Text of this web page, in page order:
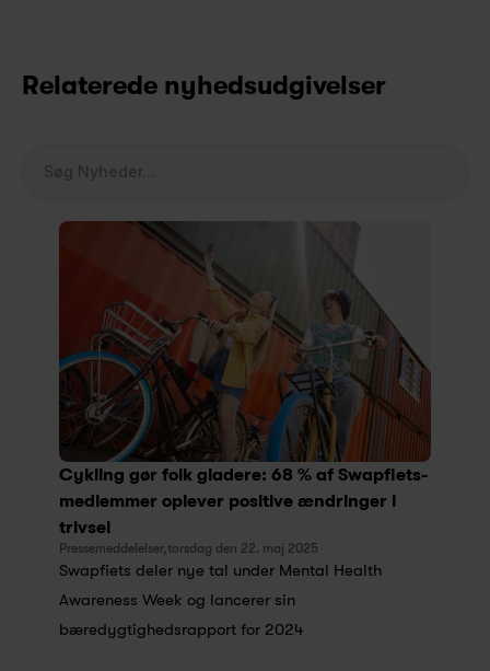
Søg Nyheder...
Relaterede nyhedsudgivelser
Cykling gør folk gladere: 68 % af Swapfiets-
medlemmer oplever positive ændringer i
trivsel
Pressemeddelelser,torsdag den 22. maj 2025
Swapfiets deler nye tal under Mental Health
Awareness Week og lancerer sin
bæredygtighedsrapport for 2024